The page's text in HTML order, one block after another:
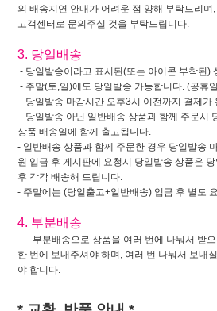
의 배송지연 안내가 어려운 점 양해 부탁드리
고객센터로 문의주실 것을 부탁드립니다.
3. 당일배송
- 당일발송이라고 표시된(또는 아이콘 부착된)
- 주말(토,일)에도 당일발송 가능합니다. (공휴
- 당일발송 마감시간 오후3시 이전까지 결제가
- 당일발송 아닌 일반배송 상품과 함께 주문시
상품 배송일에 함께 출고됩니다.
- 일반배송 상품과 함께 주문한 경우 당일발송
원 입금 후 게시판에 요청시 당일발송 상품은
후 각각 배송해 드립니다.
- 주말에는 (당일출고+일반배송) 입금 후 별도
4. 부분배송
- 부분배송으로 상품을 여러 번에 나눠서 받
한 번에 보내주셔야 하며, 여러 번 나눠서 보내
야 합니다.